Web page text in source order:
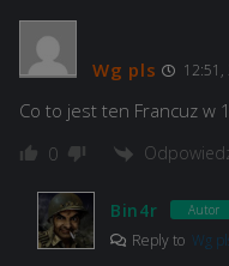
Wg pls 12:51,
Co to jest ten Francuz w
0
Bin4r Autor
Reply to Wg